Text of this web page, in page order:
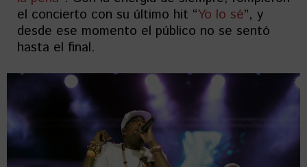
el concierto con su último hit “Yo lo sé”, y
desde ese momento el público no se sentó
hasta el final.